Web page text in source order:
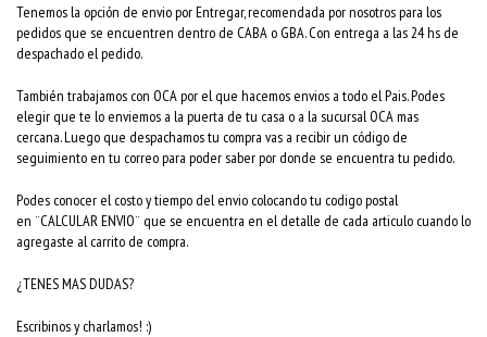
Tenemos la opción de envio por Entregar, recomendada por nosotros para los
pedidos que se encuentren dentro de CABA o GBA. Con entrega a las 24 hs de
despachado el pedido.
También trabajamos con OCA por el que hacemos envios a todo el Pais. Podes
elegir que te lo enviemos a la puerta de tu casa o a la sucursal OCA mas
cercana. Luego que despachamos tu compra vas a recibir un código de
seguimiento en tu correo para poder saber por donde se encuentra tu pedido.
Podes conocer el costo y tiempo del envio colocando tu codigo postal
en ¨CALCULAR ENVIO¨ que se encuentra en el detalle de cada articulo cuando lo
agregaste al carrito de compra.
¿TENES MAS DUDAS?
Escribinos y charlamos! :)